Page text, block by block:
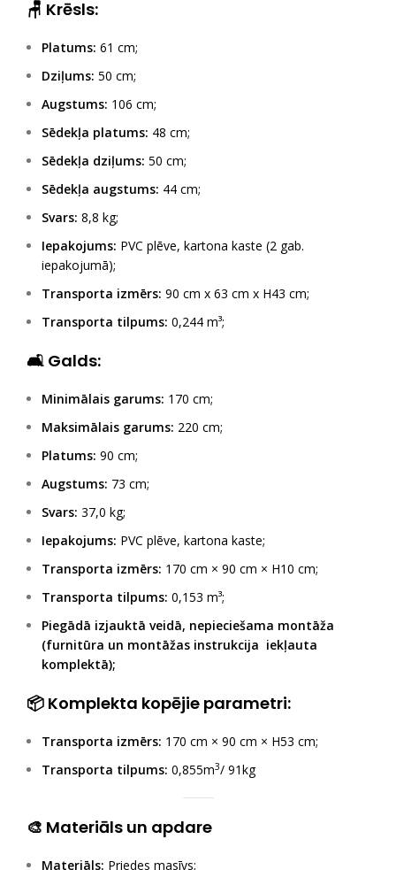
🪑 Krēsls:
Platums: 61 cm;
Dziļums: 50 cm;
Augstums: 106 cm;
Sēdekļa platums: 48 cm;
Sēdekļa dziļums: 50 cm;
Sēdekļa augstums: 44 cm;
Svars: 8,8 kg;
Iepakojums: PVC plēve, kartona kaste (2 gab.
iepakojumā);
Transporta izmērs: 90 cm x 63 cm x H43 cm;
Transporta tilpums: 0,244 m³;
🛋 Galds:
Minimālais garums: 170 cm;
Maksimālais garums: 220 cm;
Platums: 90 cm;
Augstums: 73 cm;
Svars: 37,0 kg;
Iepakojums: PVC plēve, kartona kaste;
Transporta izmērs: 170 cm × 90 cm × H10 cm;
Transporta tilpums: 0,153 m³;
Piegādā izjauktā veidā, nepieciešama montāža
(furnitūra un montāžas instrukcija iekļauta
komplektā);
📦 Komplekta kopējie parametri:
Transporta izmērs: 170 cm × 90 cm × H53 cm;
Transporta tilpums: 0,855m3/ 91kg
🎨 Materiāls un apdare
Materiāls: Priedes masīvs;